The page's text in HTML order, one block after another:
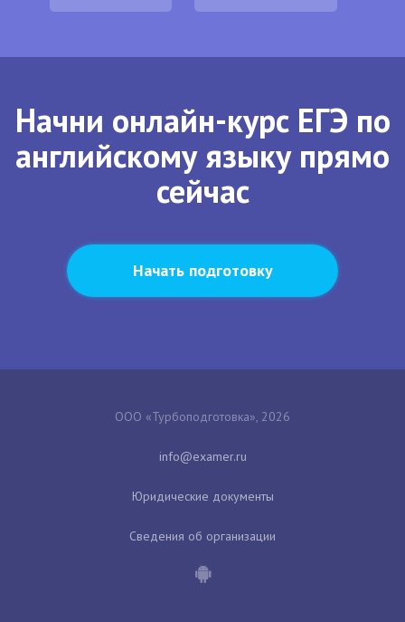
Начни онлайн-курс ЕГЭ по
английскому языку прямо
сейчас
Начать подготовку
ООО «Турбоподготовка», 2026
Юридические документы
Сведения об организации